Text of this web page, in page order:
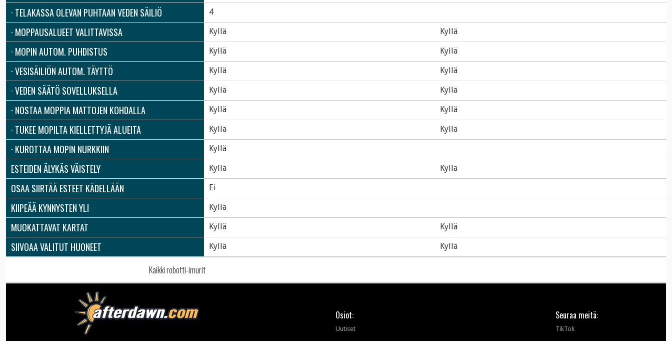
· TELAKASSA OLEVAN PUHTAAN VEDEN SÄILIÖ 4
· MOPPAUSALUEET VALITTAVISSA Kyllä Kyllä
· MOPIN AUTOM. PUHDISTUS Kyllä Kyllä
· VESISÄILIÖN AUTOM. TÄYTTÖ Kyllä Kyllä
· VEDEN SÄÄTÖ SOVELLUKSELLA Kyllä Kyllä
· NOSTAA MOPPIA MATTOJEN KOHDALLA Kyllä Kyllä
· TUKEE MOPILTA KIELLETTYJÄ ALUEITA Kyllä Kyllä
· KUROTTAA MOPIN NURKKIIN Kyllä
ESTEIDEN ÄLYKÄS VÄISTELY Kyllä Kyllä
OSAA SIIRTÄÄ ESTEET KÄDELLÄÄN Ei
KIIPEÄÄ KYNNYSTEN YLI Kyllä
MUOKATTAVAT KARTAT Kyllä Kyllä
SIIVOAA VALITUT HUONEET Kyllä Kyllä
Kaikki robotti-imurit
Osiot:
Uutiset
Seuraa meitä:
TikTok